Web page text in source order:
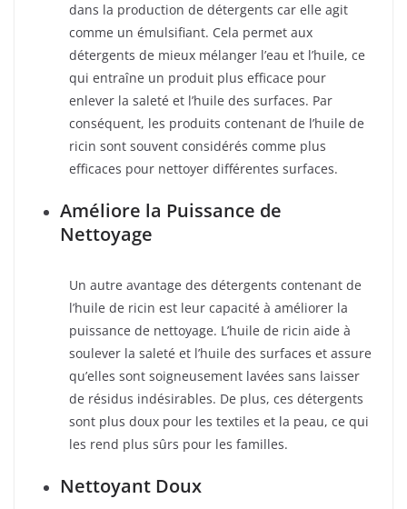
dans la production de détergents car elle agit
comme un émulsifiant. Cela permet aux
détergents de mieux mélanger l’eau et l’huile, ce
qui entraîne un produit plus efficace pour
enlever la saleté et l’huile des surfaces. Par
conséquent, les produits contenant de l’huile de
ricin sont souvent considérés comme plus
efficaces pour nettoyer différentes surfaces.
Améliore la Puissance de
Nettoyage
Un autre avantage des détergents contenant de
l’huile de ricin est leur capacité à améliorer la
puissance de nettoyage. L’huile de ricin aide à
soulever la saleté et l’huile des surfaces et assure
qu’elles sont soigneusement lavées sans laisser
de résidus indésirables. De plus, ces détergents
sont plus doux pour les textiles et la peau, ce qui
les rend plus sûrs pour les familles.
Nettoyant Doux